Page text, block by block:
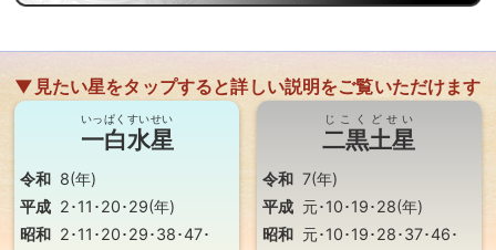
▼見たい星をタップすると詳しい説明をご覧いただけます
一白水星
いっぱくすいせい
令和 8(年)
平成 2･11･20･29(年)
昭和 2･11･20･29･38･47･
二黒土星
じこくどせい
令和 7(年)
平成 元･10･19･28(年)
昭和 元･10･19･28･37･46･